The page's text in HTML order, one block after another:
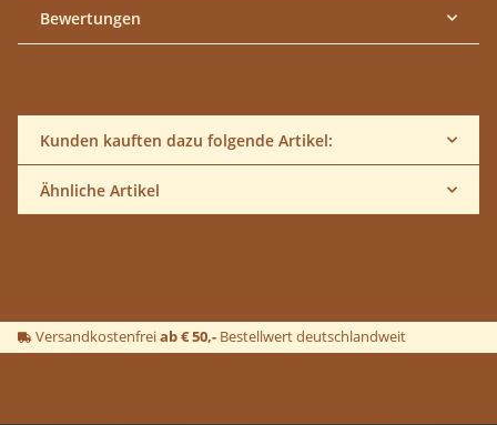
Bewertungen
Kunden kauften dazu folgende Artikel:
Ähnliche Artikel
Versandkostenfreiab € 50,- Bestellwert deutschlandweit